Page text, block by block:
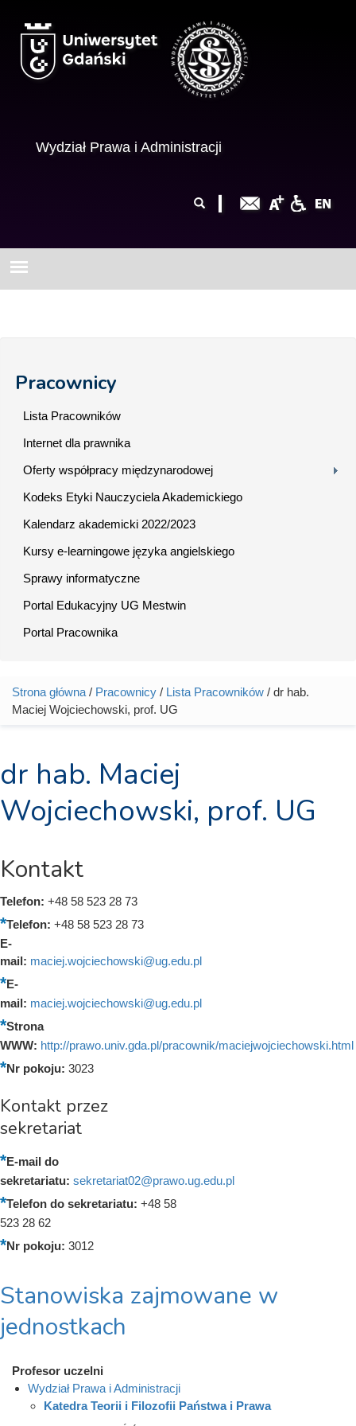
Wydział Prawa i Administracji
wyszukiwania
Pracownicy
Lista Pracowników
Internet dla prawnika
Oferty współpracy międzynarodowej
Kodeks Etyki Nauczyciela Akademickiego
Kalendarz akademicki 2022/2023
Kursy e-learningowe języka angielskiego
Sprawy informatyczne
Portal Edukacyjny UG Mestwin
Portal Pracownika
Jesteś tutaj
Strona główna / Pracownicy / Lista Pracowników / dr hab.
Maciej Wojciechowski, prof. UG
dr hab. Maciej
Wojciechowski, prof. UG
Kontakt
Telefon: +48 58 523 28 73
Telefon: +48 58 523 28 73
E-
mail: maciej.wojciechowski@ug.edu.pl
E-
mail: maciej.wojciechowski@ug.edu.pl
Strona
WWW: http://prawo.univ.gda.pl/pracownik/maciejwojciechowski.html
Nr pokoju: 3023
Kontakt przez
sekretariat
E-mail do
sekretariatu: sekretariat02@prawo.ug.edu.pl
Telefon do sekretariatu: +48 58
523 28 62
Nr pokoju: 3012
Stanowiska zajmowane w
jednostkach
Profesor uczelni
Wydział Prawa i Administracji
Katedra Teorii i Filozofii Państwa i Prawa